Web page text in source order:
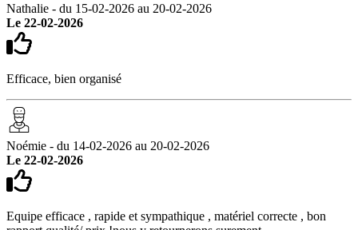
Nathalie - du 15-02-2026 au 20-02-2026
Le 22-02-2026
Efficace, bien organisé
Noémie - du 14-02-2026 au 20-02-2026
Le 22-02-2026
Equipe efficace , rapide et sympathique , matériel correcte , bon